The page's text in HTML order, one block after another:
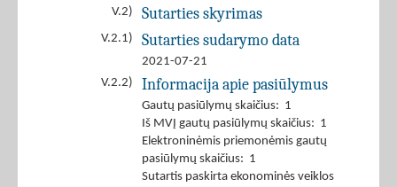
V.2)
Sutarties skyrimas
V.2.1) Sutarties sudarymo data
2021-07-21
V.2.2)
Informacija apie pasiūlymus
Gautų pasiūlymų skaičius: 1
Iš MVĮ gautų pasiūlymų skaičius: 1
Elektroninėmis priemonėmis gautų
pasiūlymų skaičius: 1
Sutartis paskirta ekonominės veiklos